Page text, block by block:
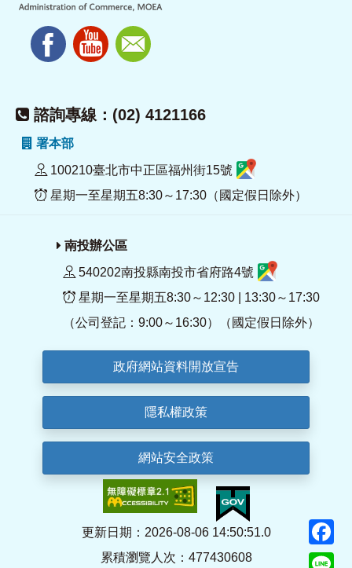
諮詢專線：(02) 4121166
署本部
100210臺北市中正區福州街15號
星期一至星期五8:30～17:30（國定假日除外）
南投辦公區
540202南投縣南投市省府路4號
星期一至星期五8:30～12:30 | 13:30～17:30
（公司登記：9:00～16:30）（國定假日除外）
政府網站資料開放宣告
隱私權政策
網站安全政策
更新日期：2026-08-06 14:50:51.0
累積瀏覽人次：477430608